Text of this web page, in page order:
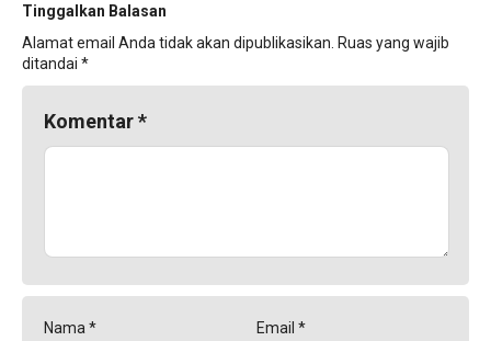
Tinggalkan Balasan
Alamat email Anda tidak akan dipublikasikan. Ruas yang wajib
ditandai *
Komentar*
Nama * Email *